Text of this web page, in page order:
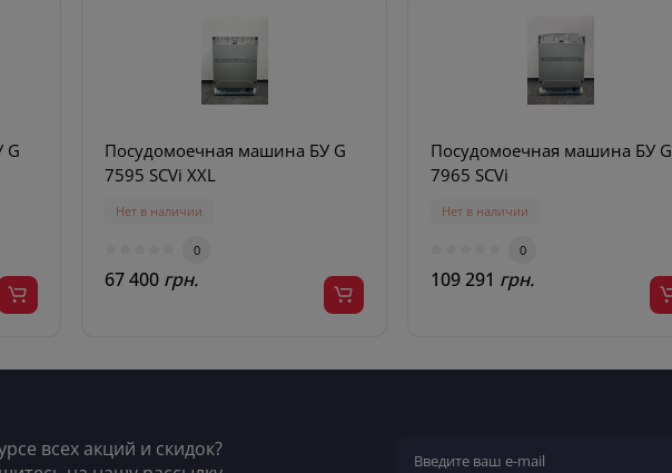
G
Посудомоечная машина БУ G
7595 SCVi XXL
Нет в наличии
0
67 400 грн.
Посудомоечная машина БУ G
7965 SCVi
Нет в наличии
0
109 291 грн.
всех акций и скидок?